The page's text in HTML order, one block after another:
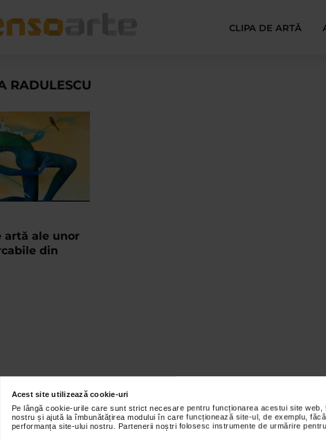
Acest site utilizează cookie-uri
Pe lângă cookie-urile care sunt strict necesare pentru funcționarea acestui site
nostru și ajută la îmbunătățirea modului în care funcționează site-ul, de exemplu,
performanța site-ului nostru. Partenerii noștri folosesc instrumente de urmărire
CLIPA DE ARTĂ
RADULESCU
artă ale unor
din